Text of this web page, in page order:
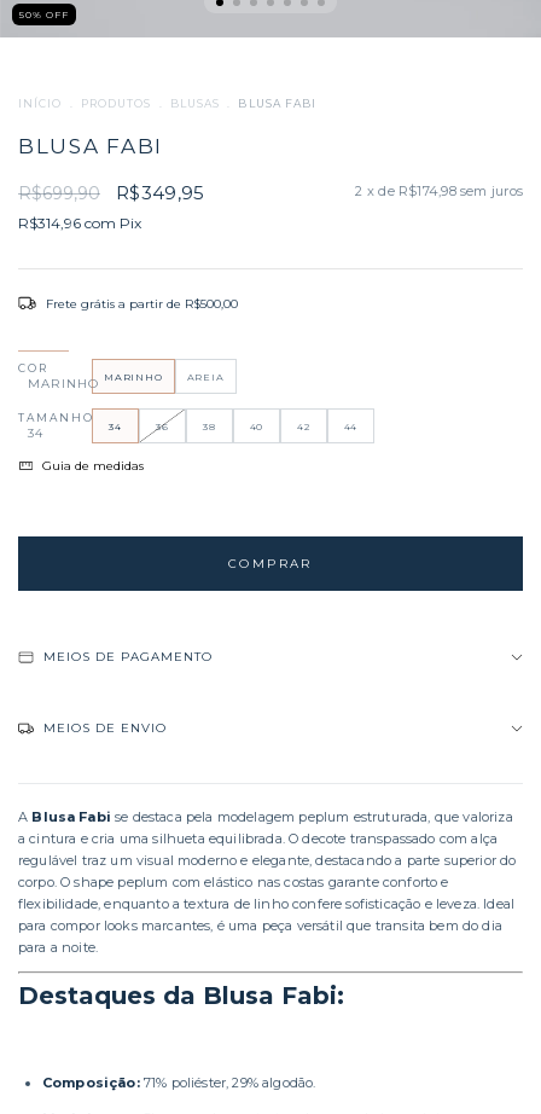
50% OFF
INÍCIO PRODUTOS BLUSAS BLUSA FABI
BLUSA FABI
R$699,90 R$349,95 2 x de R$174,98 sem juros
R$314,96 com Pix
Frete grátis a partir de R$500,00
COR
MARINHO MARINHO AREIA
TAMANHO
34 34 36 38 40 42 44
Guia de medidas
MEIOS DE PAGAMENTO
MEIOS DE ENVIO
A Blusa Fabi se destaca pela modelagem peplum estruturada, que valoriza
a cintura e cria uma silhueta equilibrada. O decote transpassado com alça
regulável traz um visual moderno e elegante, destacando a parte superior do
corpo. O shape peplum com elástico nas costas garante conforto e
flexibilidade, enquanto a textura de linho confere sofisticação e leveza. Ideal
para compor looks marcantes, é uma peça versátil que transita bem do dia
para a noite.
Destaques da Blusa Fabi:
Composição:71% poliéster, 29% algodão.